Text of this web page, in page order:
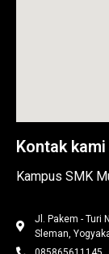
Kontak kami
Kampus SMK
Jl. Pakem - Turi
Sleman,